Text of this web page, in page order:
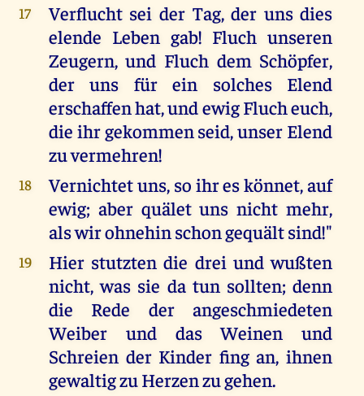
17
Verflucht sei der Tag, der uns dies
elende Leben gab! Fluch unseren
Zeugern, und Fluch dem Schöpfer,
der uns für ein solches Elend
erschaffen hat, und ewig Fluch euch,
die ihr gekommen seid, unser Elend
zu vermehren!
18
Vernichtet uns, so ihr es könnet, auf
ewig; aber quälet uns nicht mehr,
als wir ohnehin schon gequält sind!"
19
Hier stutzten die drei und wußten
nicht, was sie da tun sollten; denn
die Rede der angeschmiedeten
Weiber und das Weinen und
Schreien der Kinder fing an, ihnen
gewaltig zu Herzen zu gehen.